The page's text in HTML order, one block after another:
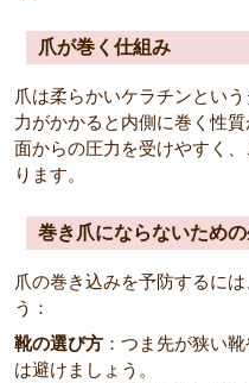
爪が巻く仕組み
爪は柔らかいケラチンとい
力がかかると内側に巻く性
面からの圧力を受けやすく
ります。
巻き爪にならないため
爪の巻き込みを予防するに
う：
靴の選び方 ：つま先が狭い
は避けましょう。